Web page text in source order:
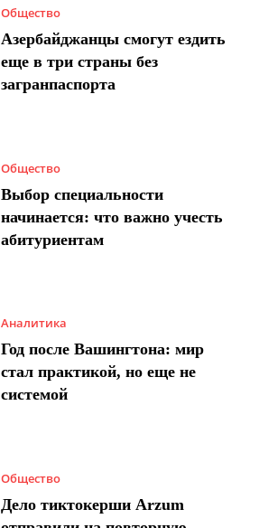
Общество
Азербайджанцы смогут ездить
еще в три страны без
загранпаспорта
Общество
Выбор специальности
начинается: что важно учесть
абитуриентам
Аналитика
Год после Вашингтона: мир
стал практикой, но еще не
системой
Общество
Дело тиктокерши Arzum